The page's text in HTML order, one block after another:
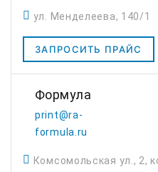
ул. Менделеева, 140/1
ЗАПРОСИТЬ ПРАЙС
Формула
print@ra-
formula.ru
Комсомольская ул., 2,